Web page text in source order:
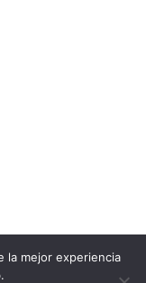
la mejor experiencia